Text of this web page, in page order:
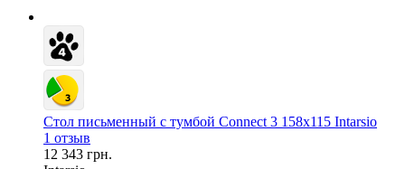
Стол письменный с тумбой Connect 3 158х115 Intarsio
1 отзыв
12 343 грн.